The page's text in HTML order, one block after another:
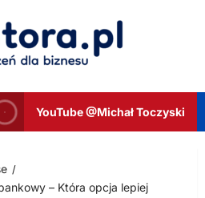
YouTube @Michał Toczyski
– Która opcja lepiej